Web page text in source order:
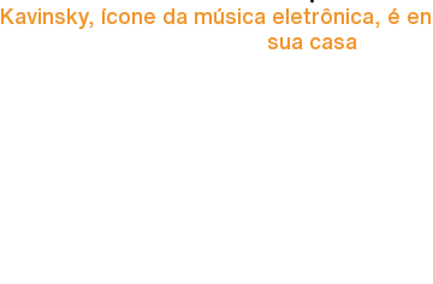
Kavinsky, ícone da música eletrônica, é
sua casa